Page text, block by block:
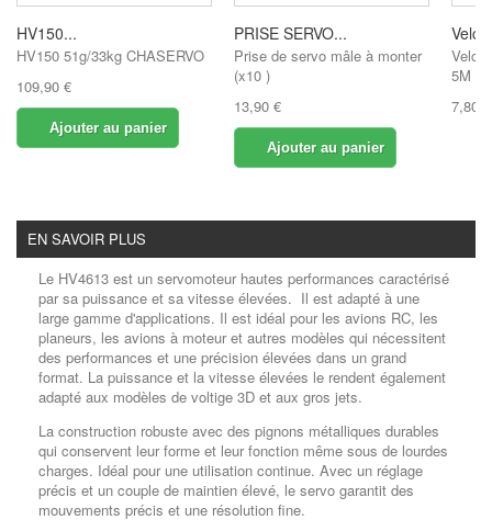
HV150...
HV150 51g/33kg CHASERVO
109,90 €
Ajouter au panier
PRISE SERVO...
Prise de servo mâle à monter
(x10 )
13,90 €
Ajouter au panier
5M
7,80 €
EN SAVOIR PLUS
Le HV4613 est un servomoteur hautes performances caractérisé
par sa puissance et sa vitesse élevées. Il est adapté à une
large gamme d'applications. Il est idéal pour les avions RC, les
planeurs, les avions à moteur et autres modèles qui nécessitent
des performances et une précision élevées dans un grand
format. La puissance et la vitesse élevées le rendent également
adapté aux modèles de voltige 3D et aux gros jets.
La construction robuste avec des pignons métalliques durables
qui conservent leur forme et leur fonction même sous de lourdes
charges. Idéal pour une utilisation continue. Avec un réglage
précis et un couple de maintien élevé, le servo garantit des
mouvements précis et une résolution fine.